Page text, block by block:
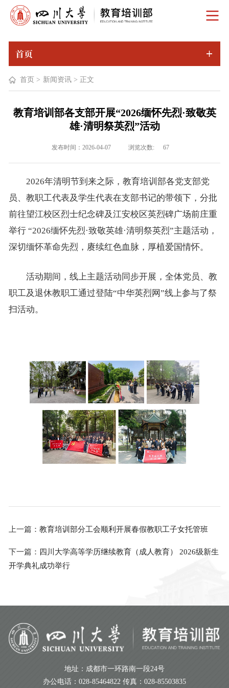
首页
首页 > 新闻资讯 > 正文
教育培训部各支部开展“2026缅怀先烈·致敬英
雄·清明祭英烈”活动
发布时间：2026-04-07 浏览次数: 67
2026年清明节到来之际，教育培训部各党支部党
员、教职工代表及学生代表在支部书记的带领下，分批
前往望江校区烈士纪念碑及江安校区英烈碑广场前庄重
举行 “2026缅怀先烈·致敬英雄·清明祭英烈”主题活动，
深切缅怀革命先烈，赓续红色血脉，厚植爱国情怀。
活动期间，线上主题活动同步开展，全体党员、教
职工及退休教职工通过登陆“中华英烈网”线上参与了祭
扫活动。
上一篇： 教育培训部分工会顺利开展春假教职工子女托管班
下一篇： 四川大学高等学历继续教育（成人教育） 2026级新生
开学典礼成功举行
地址：成都市一环路南一段24号
办公电话：028-85464822 传真：028-85503835